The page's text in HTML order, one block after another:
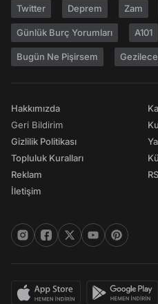
Twitter Deprem Zam
Günlük Burç Yorumları A101
Bugün Ne Pişirsem
Hakkımızda
Geri Bildirim
Gizlilik Politikası
Topluluk Kuralları
Reklam
İletişim